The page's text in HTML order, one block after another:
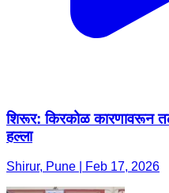
शिरूर: किरकोळ कारणावरून
हल्ला
Shirur, Pune | Feb 17, 2026